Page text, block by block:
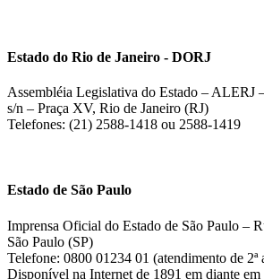
Estado do Rio de Janeiro - DORJ
Assembléia Legislativa do Estado – ALERJ
s/n – Praça XV, Rio de Janeiro (RJ)
Telefones: (21) 2588-1418 ou 2588-1419
Estado de São Paulo
Imprensa Oficial do Estado de São Paulo –
São Paulo (SP)
Telefone: 0800 01234 01 (atendimento de 2ª
Disponível na Internet de 1891 em diante em